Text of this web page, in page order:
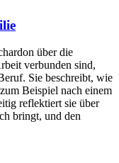
über die
verbunden sind,
Sie beschreibt, wie
Beispiel nach einem
reflektiert sie über
bringt, und den